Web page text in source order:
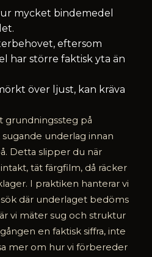
mycket bindemedel
eftersom
har större faktisk yta än
över ljust, kan kräva
grundningssteg på
underlag innan
Detta slipper du när
tät färgfilm, då räcker
I praktiken hanterar vi
där underlaget bedöms
vi mäter sug och struktur
en faktisk siffra, inte
mer om hur vi förbereder